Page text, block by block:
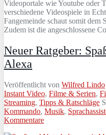
Videoportale wie Youtube oder
verschiedene Videospiele in
Fangemeinde schaut somit dem
Zudem ist die angeschlossene
Neuer Ratgeber:
Alexa
Veröffentlicht von Wilfred Lindo
Instant Video, Filme & Serien,
Streaming, Tipps & Ratschläge
Kommando, Musik,
Kommentare